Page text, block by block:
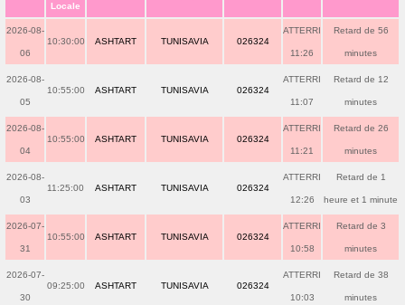
Locale
2026-08-
06
10:30:00 ASHTART TUNISAVIA 026324
ATTERRI
11:26
Retard de 56
minutes
2026-08-
05
10:55:00 ASHTART TUNISAVIA 026324
ATTERRI
11:07
Retard de 12
minutes
2026-08-
04
10:55:00 ASHTART TUNISAVIA 026324
ATTERRI
11:21
Retard de 26
minutes
2026-08-
03
11:25:00 ASHTART TUNISAVIA 026324
ATTERRI
12:26
Retard de 1
heure et 1 minute
2026-07-
31
10:55:00 ASHTART TUNISAVIA 026324
ATTERRI
10:58
Retard de 3
minutes
2026-07-
30
09:25:00 ASHTART TUNISAVIA 026324
ATTERRI
10:03
Retard de 38
minutes